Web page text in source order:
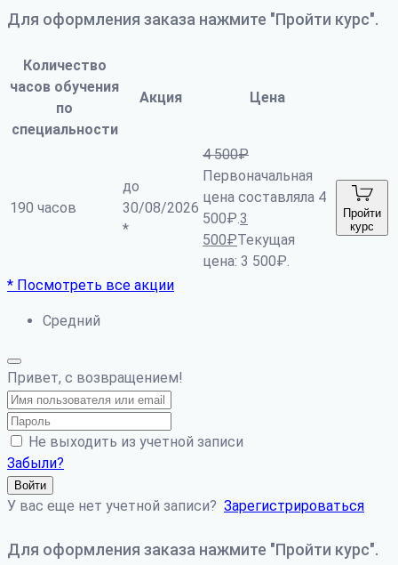
Для оформления заказа нажмите "Пройти курс".
Количество
часов обучения
по
специальности
Акция Цена
190 часов
до
30/08/2026
*
4 500₽
Первоначальная
цена составляла 4
500₽.3
500₽Текущая
цена: 3 500₽.
Пройти
курс
* Посмотреть все акции
Средний
Привет, с возвращением!
Не выходить из учетной записи
Забыли?
Войти
У вас еще нет учетной записи? Зарегистрироваться
Для оформления заказа нажмите "Пройти курс".